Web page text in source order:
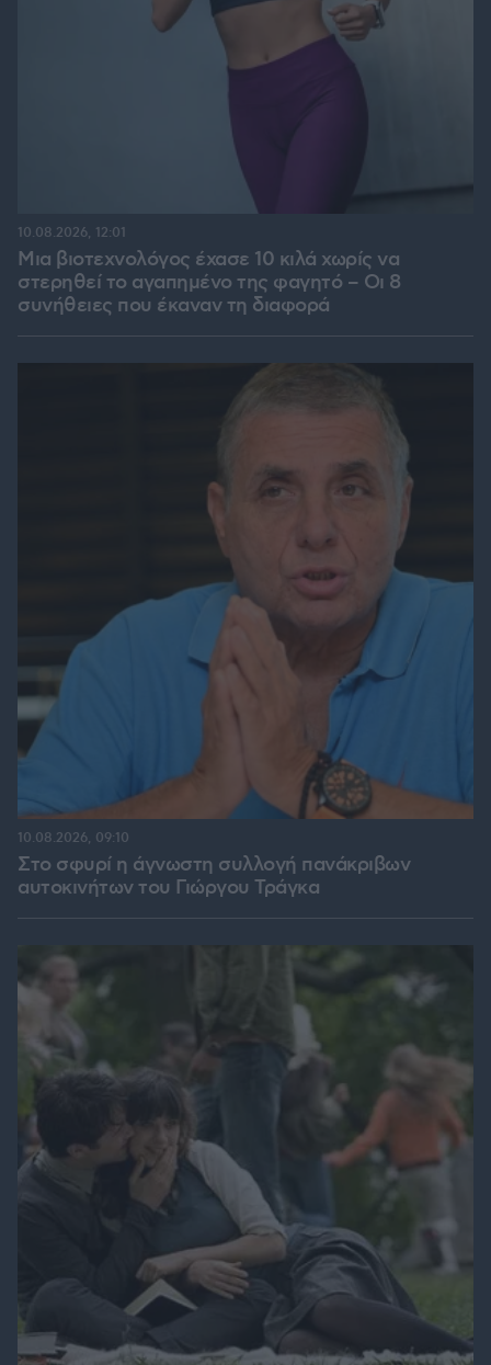
Μια βιοτεχνολόγος έχασε 10 κιλά χωρίς να
στερηθεί το αγαπημένο της φαγητό – Οι 8
συνήθειες που έκαναν τη διαφορά
10.08.2026, 12:01
Στο σφυρί η άγνωστη συλλογή πανάκριβων
αυτοκινήτων του Γιώργου Τράγκα
10.08.2026, 09:10